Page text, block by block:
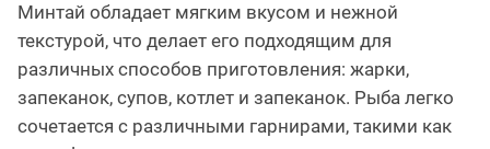
Минтай обладает мягким вкусом и нежной
текстурой, что делает его подходящим для
различных способов приготовления: жарки,
запеканок, супов, котлет и запеканок. Рыба легко
сочетается с различными гарнирами, такими как